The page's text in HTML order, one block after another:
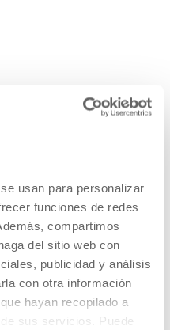
usan para personalizar
funciones de redes
compartimos
del sitio web con
publicidad y análisis
con otra información
hayan recopilado a
sus servicios. Puede
Podcast